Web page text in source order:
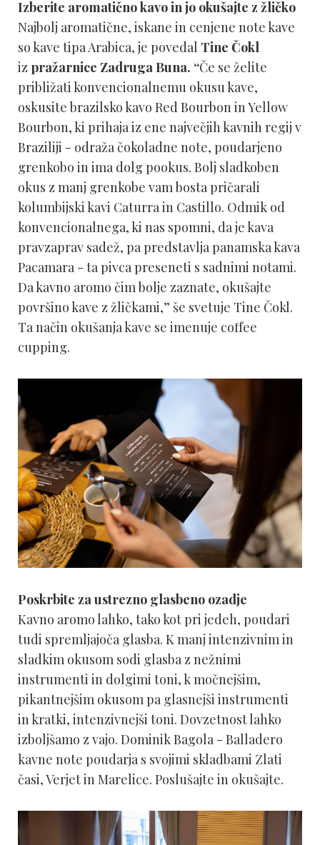
Izberite aromatično kavo in jo okušajte z žličko
Najbolj aromatične, iskane in cenjene note kave
so kave tipa Arabica, je povedal Tine Čokl
iz pražarnice Zadruga Buna. “Če se želite
približati konvencionalnemu okusu kave,
oskusite brazilsko kavo Red Bourbon in Yellow
Bourbon, ki prihaja iz ene največjih kavnih regij v
Braziliji - odraža čokoladne note, poudarjeno
grenkobo in ima dolg pookus. Bolj sladkoben
okus z manj grenkobe vam bosta pričarali
kolumbijski kavi Caturra in Castillo. Odmik od
konvencionalnega, ki nas spomni, da je kava
pravzaprav sadež, pa predstavlja panamska kava
Pacamara - ta pivca preseneti s sadnimi notami.
Da kavno aromo čim bolje zaznate, okušajte
površino kave z žličkami,” še svetuje Tine Čokl.
Ta način okušanja kave se imenuje coffee
cupping.
Poskrbite za ustrezno glasbeno ozadje
Kavno aromo lahko, tako kot pri jedeh, poudari
tudi spremljajoča glasba. K manj intenzivnim in
sladkim okusom sodi glasba z nežnimi
instrumenti in dolgimi toni, k močnejšim,
pikantnejšim okusom pa glasnejši instrumenti
in kratki, intenzivnejši toni. Dovzetnost lahko
izboljšamo z vajo. Dominik Bagola - Balladero
kavne note poudarja s svojimi skladbami Zlati
časi, Verjet in Marelice. Poslušajte in okušajte.